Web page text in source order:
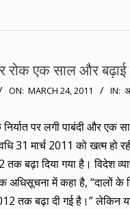
रोक एक साल और
ON: MARCH 24, 2011 IN:
पर लगी पाबंदी और एक
31 मार्च 2011 को खत्म हो
तक बढ़ा दिया गया है। विदेश
अधिसूचना में कहा है, “दालों के
तक बढ़ा दी गई है।” लेकिन